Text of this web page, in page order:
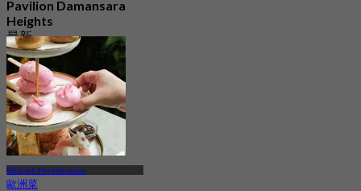
Pavilion Damansara
Heights
最新
4.4
起RM 41.25
Wilayah Persekutuan
歐洲菜